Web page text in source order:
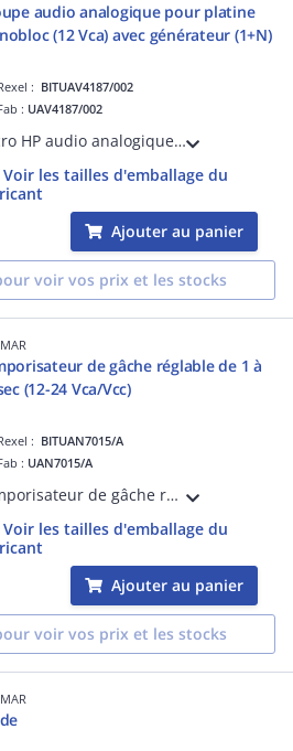
audio analogique pour platine
(12 Vca) avec générateur (1+N)
: BITUAV4187/002
: UAV4187/002
Micro HP audio analogique Pour platine HAUT-RISQUE Technologie 1+n Générateur d'appel électronique Alimentation 12 Vca
Voir les tailles d'emballage du
Ajouter au panier
voir vos prix et les stocks
de gâche réglable de 1 à
(12-24 Vca/Vcc)
: BITUAN7015/A
: UAN7015/A
Temporisateur de gâche réglable De 1 à 40 secondes Recyclable ou non recyclable Bornier automatique à ressort Sortie 12-24Vcc pour buzzer-témoin lumineux Alimentation 12-24 Vca/Vcc 12 Vcc repos 6 mA-Travail 35 mA
Voir les tailles d'emballage du
Ajouter au panier
voir vos prix et les stocks